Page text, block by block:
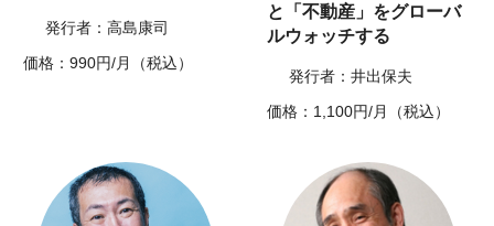
発行者：高島康司
価格：990円/月（税込）
と「不動産」をグローバ
ルウォッチする
発行者：井出保夫
価格：1,100円/月（税込）